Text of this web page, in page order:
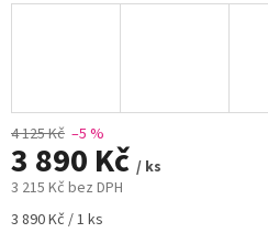
4 125 Kč –5 %
3 890 Kč / ks
3 215 Kč bez DPH
Měrná
3 890 Kč / 1 ks